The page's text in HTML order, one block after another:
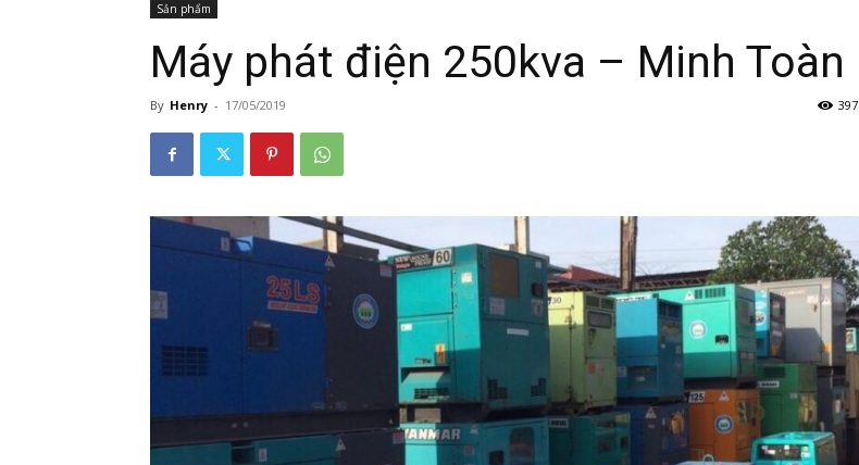
Sản phẩm
Máy phát điện 250kva – Minh Toàn
By Henry - 17/05/2019 397